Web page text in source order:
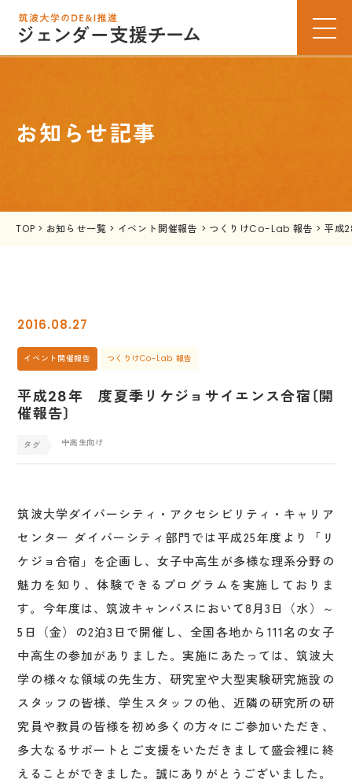
お知らせ記事
TOP > お知らせ一覧 > イベント開催報告 > つくりけCo-Lab 報告 > 平成
2016.08.27
イベント開催報告 つくりけCo-Lab 報告
平成28年 度夏季リケジョサイエンス合宿〔開
催報告〕
中高生向け
筑波大学ダイバーシティ・アクセシビリティ・キャリア
センター ダイバーシティ部門では平成25年度より「リ
ケジョ合宿」を企画し、女子中高生が多様な理系分野の
魅力を知り、体験できるプログラムを実施しておりま
す。今年度は、筑波キャンパスにおいて8月3日（水）～
5日（金）の2泊3日で開催し、全国各地から111名の女子
中高生の参加がありました。実施にあたっては、筑波大
学の様々な領域の先生方、研究室や大型実験研究施設の
スタッフの皆様、学生スタッフの他、近隣の研究所の研
究員や教員の皆様を初め多くの方々にご参加いただき、
多大なるサポートとご支援をいただきまして盛会裡に終
えることができました。誠にありがとうございました。